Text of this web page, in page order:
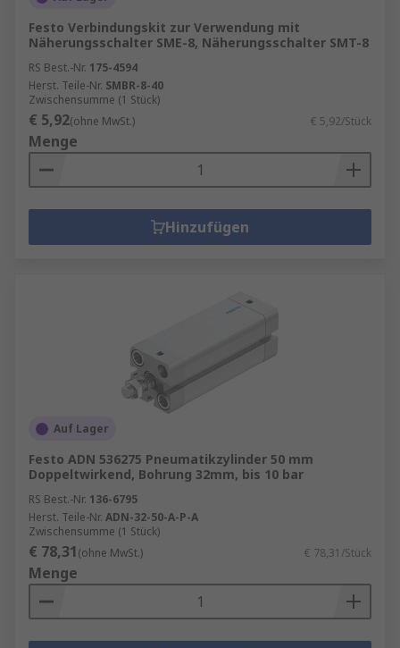
Festo Verbindungskit zur Verwendung mit
Näherungsschalter SME-8, Näherungsschalter SMT-8
RS Best.-Nr. 175-4594
Herst. Teile-Nr. SMBR-8-40
Zwischensumme (1 Stück)
€ 5,92(ohne MwSt.) € 5,92/Stück
Menge
Hinzufügen
Auf Lager
Festo ADN 536275 Pneumatikzylinder 50 mm
Doppeltwirkend, Bohrung 32mm, bis 10 bar
RS Best.-Nr. 136-6795
Herst. Teile-Nr. ADN-32-50-A-P-A
Zwischensumme (1 Stück)
€ 78,31(ohne MwSt.) € 78,31/Stück
Menge